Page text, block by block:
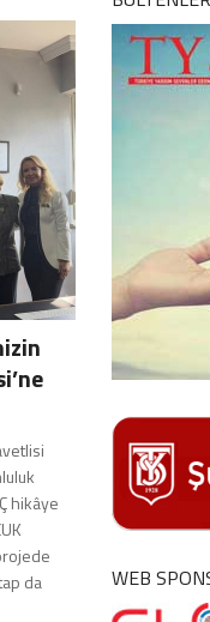
hikâye
da
WEB